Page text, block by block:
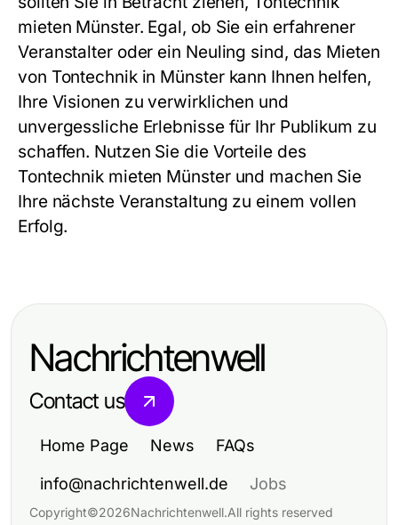
mieten Münster. Egal, ob Sie ein erfahrener
Veranstalter oder ein Neuling sind, das Mieten
von Tontechnik in Münster kann Ihnen helfen,
Ihre Visionen zu verwirklichen und
unvergessliche Erlebnisse für Ihr Publikum zu
schaffen. Nutzen Sie die Vorteile des
Tontechnik mieten Münster und machen Sie
Ihre nächste Veranstaltung zu einem vollen
Erfolg.
Nachrichtenwell
Contact us
Home Page News FAQs
info@nachrichtenwell.de Jobs
Copyright©2026Nachrichtenwell.All rights reserved